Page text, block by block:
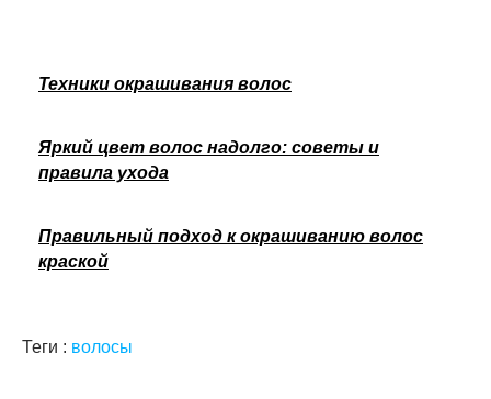
Техники окрашивания волос
Яркий цвет волос надолго: советы и
правила ухода
Правильный подход к окрашиванию волос
краской
Теги : волосы